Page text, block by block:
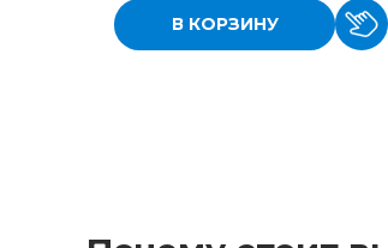
В КОРЗИНУ